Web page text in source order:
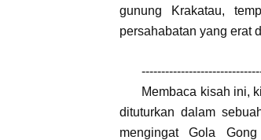
gunung Krakatau,
persahabatan yang erat
Membaca kisah ini,
dituturkan dalam
mengingat Gola